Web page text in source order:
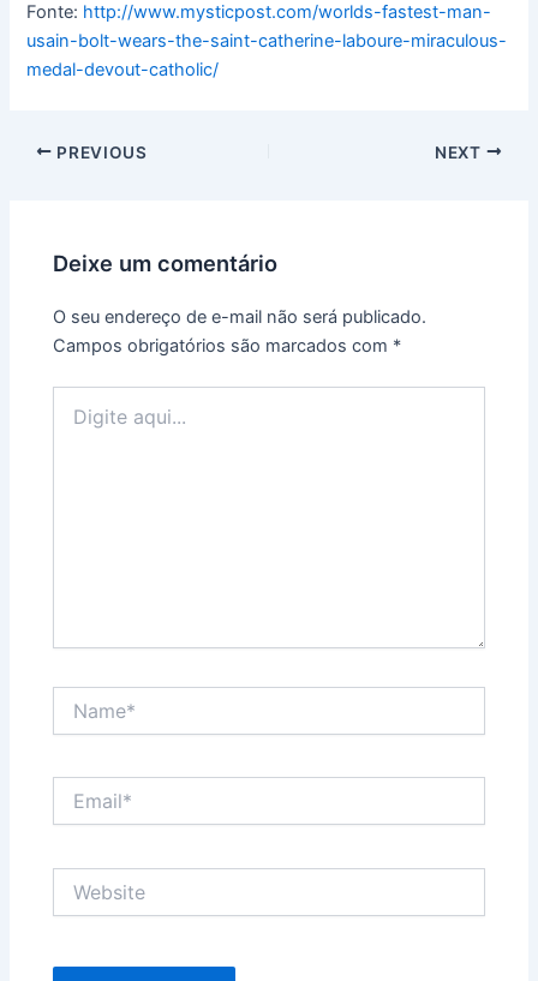
Fonte: http://www.mysticpost.com/worlds-fastest-man-
usain-bolt-wears-the-saint-catherine-laboure-miraculous-
medal-devout-catholic/
PREVIOUS NEXT
Deixe um comentário
O seu endereço de e-mail não será publicado.
Campos obrigatórios são marcados com *
aqui...